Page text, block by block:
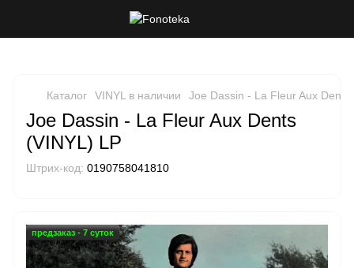
Каталог VINYL в наличии Joe Dassin - La Fleur Aux Dents
Joe Dassin - La Fleur Aux Dents
(VINYL) LP
Штрих-код: 0190758041810
предзаказ - 7 суток